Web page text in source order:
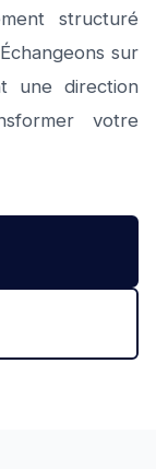
structuré
sur
une direction
votre